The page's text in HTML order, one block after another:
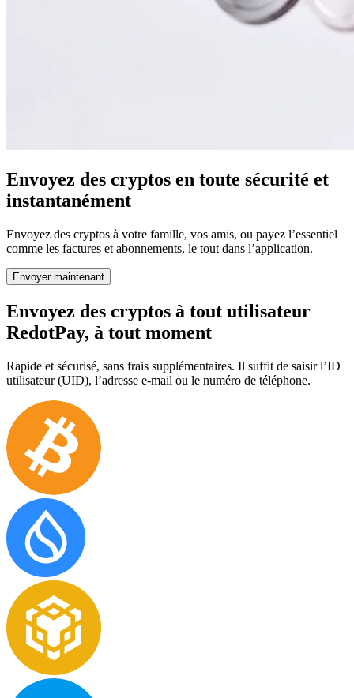
Envoyez des cryptos en toute sécurité et
instantanément
Envoyez des cryptos à votre famille, vos amis, ou payez l’essentiel
comme les factures et abonnements, le tout dans l’application.
Envoyer maintenant
Envoyez des cryptos à tout utilisateur
RedotPay, à tout moment
Rapide et sécurisé, sans frais supplémentaires. Il suffit de saisir l’ID
utilisateur (UID), l’adresse e-mail ou le numéro de téléphone.